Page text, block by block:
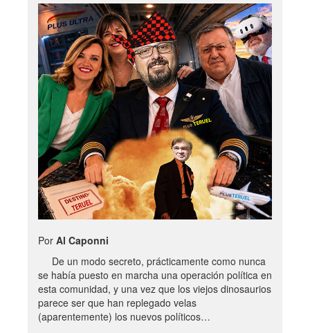
Por Al Caponni
De un modo secreto, prácticamente como nunca
se había puesto en marcha una operación política en
esta comunidad, y una vez que los viejos dinosaurios
parece ser que han replegado velas
(aparentemente) los nuevos políticos…